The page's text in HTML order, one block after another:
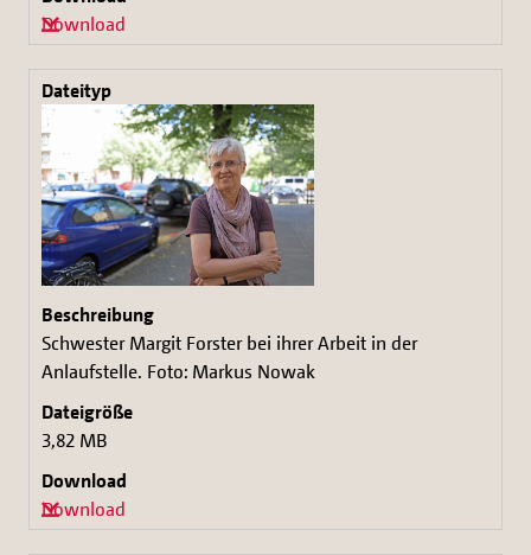
Download
Schwester Margit Forster bei ihrer Arbeit in der
Anlaufstelle. Foto: Markus Nowak
3,82 MB
Download